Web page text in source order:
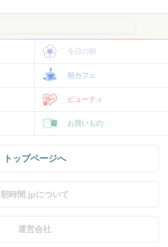
今日の朝
朝カフェ
ビューティ
お買いもの
トップページへ
朝時間.jpについて
運営会社